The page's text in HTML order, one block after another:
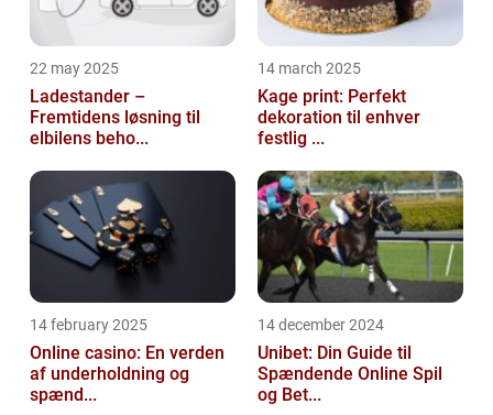
22 may 2025
Ladestander –
Fremtidens løsning til
elbilens beho...
14 march 2025
Kage print: Perfekt
dekoration til enhver
festlig ...
14 february 2025
Online casino: En verden
af underholdning og
spænd...
14 december 2024
Unibet: Din Guide til
Spændende Online Spil
og Bet...